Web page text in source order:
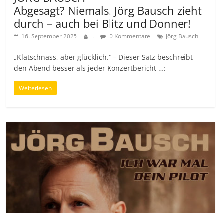
Abgesagt? Niemals. Jörg Bausch zieht
durch – auch bei Blitz und Donner!
16. September 2025 . 0 Kommentare Jörg Bausch
„Klatschnass, aber glücklich.“ – Dieser Satz beschreibt
den Abend besser als jeder Konzertbericht …:
Weiterlesen